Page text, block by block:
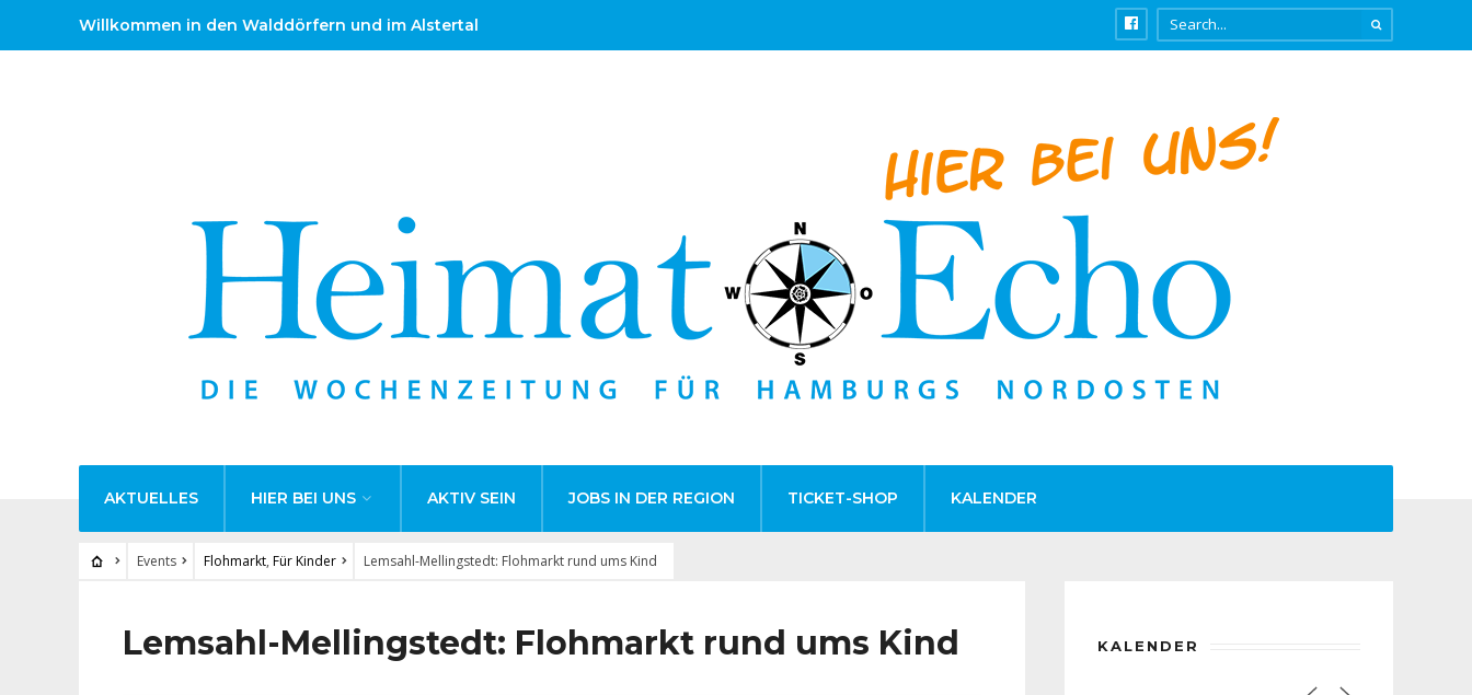
Willkommen in den Walddörfern und im Alstertal
AKTUELLES HIER BEI UNS AKTIV SEIN JOBS IN DER REGION TICKET-SHOP KALENDER
Events Flohmarkt, Für Kinder Lemsahl-Mellingstedt: Flohmarkt rund ums Kind
Lemsahl-Mellingstedt: Flohmarkt rund ums Kind KALENDER